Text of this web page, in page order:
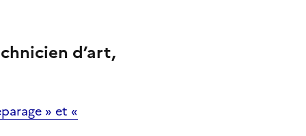
d’art,
» et «